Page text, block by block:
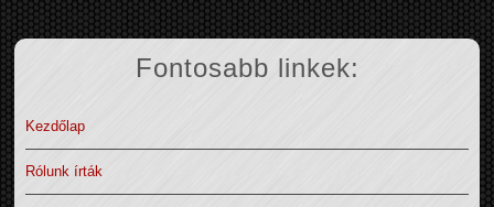
Fontosabb linkek:
Kezdőlap
Rólunk írták